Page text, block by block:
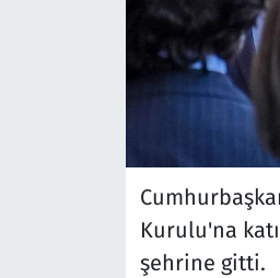
Kurulu'na
şehrine gitti.